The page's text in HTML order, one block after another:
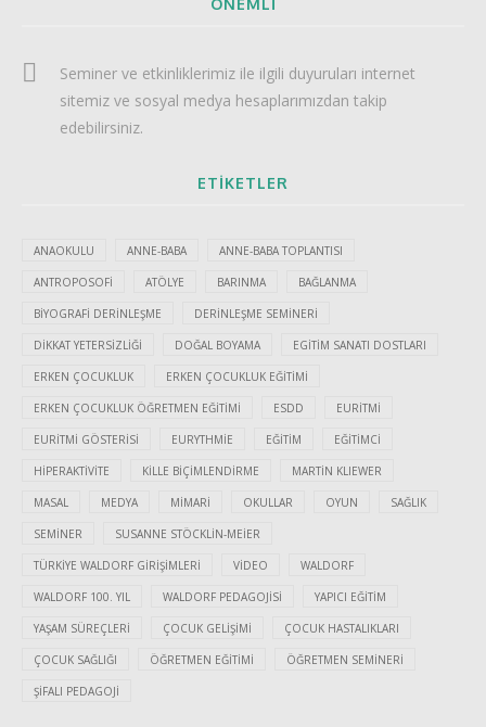
ÖNEMLI
Seminer ve etkinliklerimiz ile ilgili duyuruları internet
sitemiz ve sosyal medya hesaplarımızdan takip
edebilirsiniz.
ETIKETLER
ANAOKULU ANNE-BABA ANNE-BABA TOPLANTISI
ANTROPOSOFI ATÖLYE BARINMA BAĞLANMA
BIYOGRAFI DERINLEŞME DERINLEŞME SEMINERI
DIKKAT YETERSIZLIĞI DOĞAL BOYAMA EGITIM SANATI DOSTLARI
ERKEN ÇOCUKLUK ERKEN ÇOCUKLUK EĞITIMI
ERKEN ÇOCUKLUK ÖĞRETMEN EĞITIMI ESDD EURITMI
EURITMI GÖSTERISI EURYTHMIE EĞITIM EĞITIMCI
HIPERAKTIVITE KILLE BIÇIMLENDIRME MARTIN KLIEWER
MASAL MEDYA MIMARI OKULLAR OYUN SAĞLIK
SEMINER SUSANNE STÖCKLIN-MEIER
TÜRKIYE WALDORF GIRIŞIMLERI VIDEO WALDORF
WALDORF 100. YIL WALDORF PEDAGOJISI YAPICI EĞITIM
YAŞAM SÜREÇLERI ÇOCUK GELIŞIMI ÇOCUK HASTALIKLARI
ÇOCUK SAĞLIĞI ÖĞRETMEN EĞITIMI ÖĞRETMEN SEMINERI
ŞIFALI PEDAGOJI